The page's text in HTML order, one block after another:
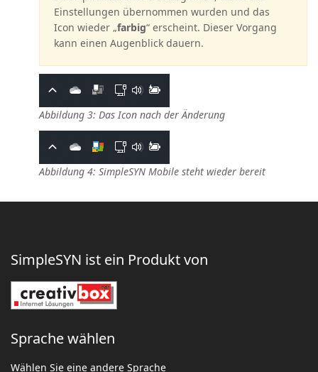
Einstellungen übernommen wurden und das
Icon wieder „farbig“ erscheint. Dieser Vorgang
kann einen Augenblick dauern.
Abbildung 3: Das Icon nach der Änderung
Abbildung 4: SimpleSYN Mobile steht wieder bereit
SimpleSYN ist ein Produkt von
Sprache wählen
Wählen Sie eine andere Sprache